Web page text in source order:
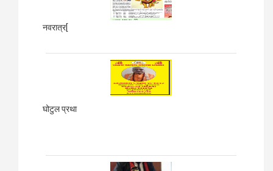
नवरात्र[
घोटुल प्रथा